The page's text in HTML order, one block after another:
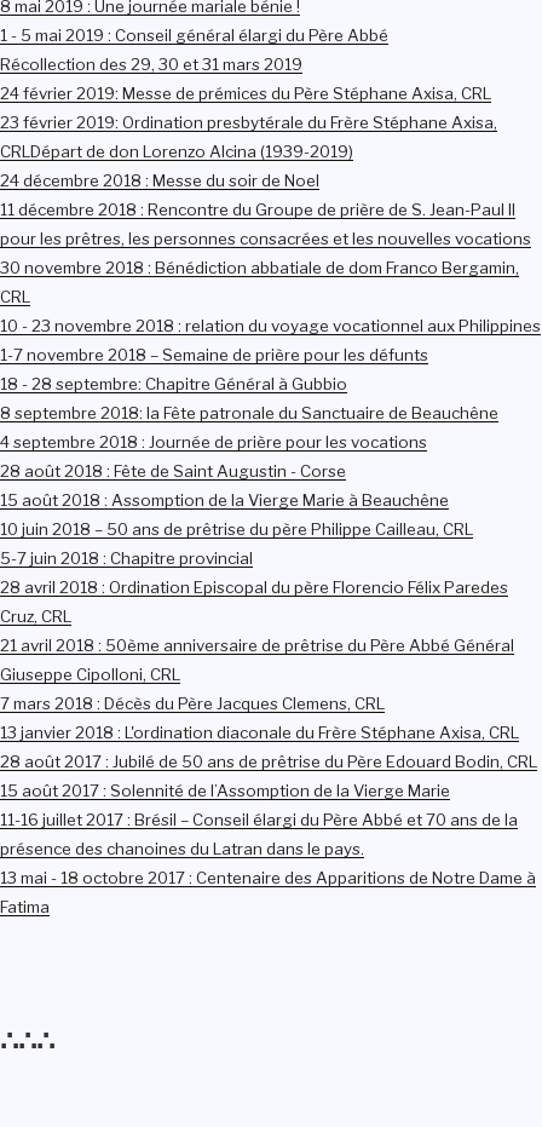
8 mai 2019 : Une journée mariale bénie !
1 - 5 mai 2019 : Conseil général élargi du Père Abbé
Récollection des 29, 30 et 31 mars 2019
24 février 2019: Messe de prémices du Père Stéphane Axisa, CRL
23 février 2019: Ordination presbytérale du Frère Stéphane Axisa,
CRLDépart de don Lorenzo Alcina (1939-2019)
24 décembre 2018 : Messe du soir de Noel
11 décembre 2018 : Rencontre du Groupe de prière de S. Jean-Paul II
pour les prêtres, les personnes consacrées et les nouvelles vocations
30 novembre 2018 : Bénédiction abbatiale de dom Franco Bergamin,
CRL
10 - 23 novembre 2018 : relation du voyage vocationnel aux Philippines
1-7 novembre 2018 – Semaine de prière pour les défunts
18 - 28 septembre: Chapitre Général à Gubbio
8 septembre 2018: la Fête patronale du Sanctuaire de Beauchêne
4 septembre 2018 : Journée de prière pour les vocations
28 août 2018 : Fête de Saint Augustin - Corse
15 août 2018 : Assomption de la Vierge Marie à Beauchêne
10 juin 2018 – 50 ans de prêtrise du père Philippe Cailleau, CRL
5-7 juin 2018 : Chapitre provincial
28 avril 2018 : Ordination Episcopal du père Florencio Félix Paredes
Cruz, CRL
21 avril 2018 : 50ème anniversaire de prêtrise du Père Abbé Général
Giuseppe Cipolloni, CRL
7 mars 2018 : Décès du Père Jacques Clemens, CRL
13 janvier 2018 : L'ordination diaconale du Frère Stéphane Axisa, CRL
28 août 2017 : Jubilé de 50 ans de prêtrise du Père Edouard Bodin, CRL
15 août 2017 : Solennité de l’Assomption de la Vierge Marie
11-16 juillet 2017 : Brésil – Conseil élargi du Père Abbé et 70 ans de la
présence des chanoines du Latran dans le pays.
13 mai - 18 octobre 2017 : Centenaire des Apparitions de Notre Dame à
Fatima
∴∴∴